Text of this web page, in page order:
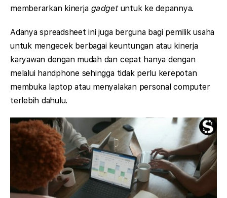
memberarkan kinerja gadgetuntuk ke depannya.
Adanya spreadsheet ini juga berguna bagi pemilik usaha
untuk mengecek berbagai keuntungan atau kinerja
karyawan dengan mudah dan cepat hanya dengan
melalui handphone sehingga tidak perlu kerepotan
membuka laptop atau menyalakan personal computer
terlebih dahulu.